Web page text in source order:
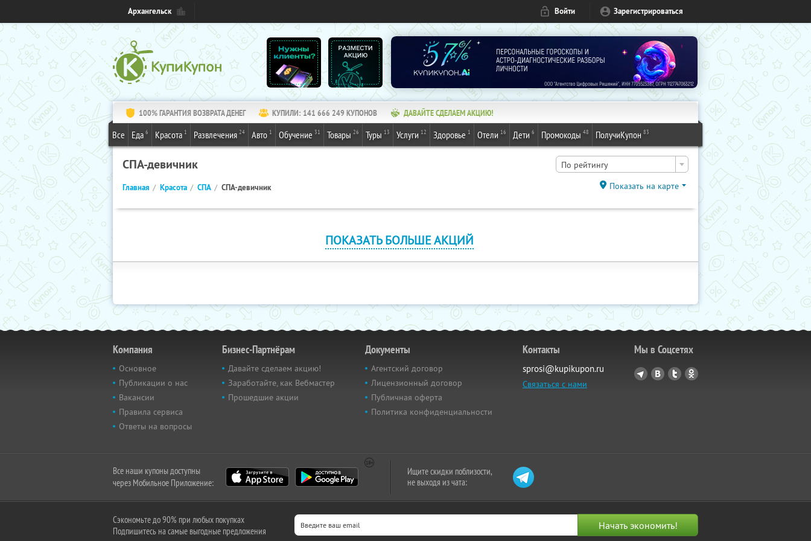
Архангельск Войти Зарегистрироваться
100% ГАРАНТИЯ ВОЗВРАТА ДЕНЕГ КУПИЛИ: 141 666 249 КУПОНОВ ДАВАЙТЕ СДЕЛАЕМ АКЦИЮ!
Все Еда 6 Красота 1 Развлечения 24 Авто 1 Обучение 31 Товары 26 Туры 13 Услуги 12 Здоровье 1 Отели 16 Дети 6 Промокоды 48 ПолучиКупон 83
СПА-девичник По рейтингу
Главная Красота СПА СПА-девичник Показать на карте
ПОКАЗАТЬ БОЛЬШЕ АКЦИЙ
Компания
Основное
Публикации о нас
Вакансии
Правила сервиса
Ответы на вопросы
Бизнес-Партнёрам
Давайте сделаем акцию!
Заработайте, как Вебмастер
Прошедшие акции
Документы
Агентский договор
Лицензионный договор
Публичная оферта
Политика конфиденциальности
Контакты
sprosi@kupikupon.ru
Связаться с нами
Мы в Соцсетях
Все наши купоны доступны
через Мобильное Приложение:
Ищите скидки поблизости,
не выходя из чата:
Сэкономьте до 90% при любых покупках
Подпишитесь на самые выгодные предложения